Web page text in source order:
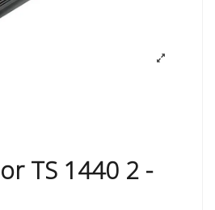
TS 1440 2 -